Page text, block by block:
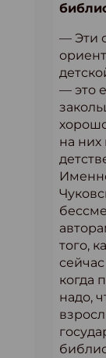
— Эти
— это
на них
того,
когда
надо,